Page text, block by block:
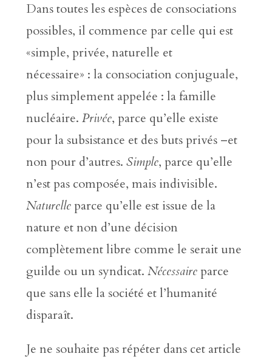
Dans toutes les espèces de consociations
possibles, il commence par celle qui est
«simple, privée, naturelle et
nécessaire» : la consociation conjuguale,
plus simplement appelée : la famille
nucléaire. Privée, parce qu’elle existe
pour la subsistance et des buts privés –et
non pour d’autres. Simple, parce qu’elle
n’est pas composée, mais indivisible.
Naturelleparce qu’elle est issue de la
nature et non d’une décision
complètement libre comme le serait une
guilde ou un syndicat. Nécessaireparce
que sans elle la société et l’humanité
disparaît.
Je ne souhaite pas répéter dans cet article